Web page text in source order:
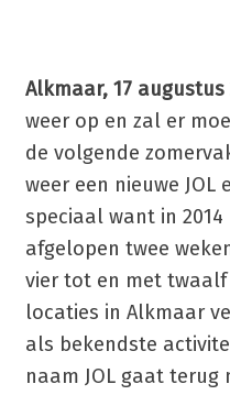
Alkmaar, 17 augustus
weer op en zal er
de volgende
weer een nieuwe
speciaal want in 2014
afgelopen twee
vier tot en met twaalf
locaties in Alkmaar
als bekendste
naam JOL gaat terug